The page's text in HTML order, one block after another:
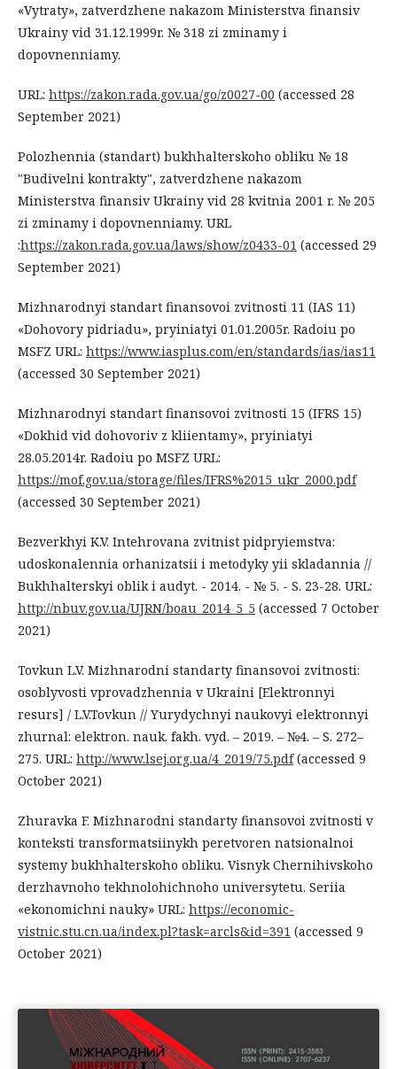
«Vytraty», zatverdzhene nakazom Ministerstva finansiv
Ukrainy vid 31.12.1999r. № 318 zi zminamy i
dopovnenniamy.
URL: https://zakon.rada.gov.ua/go/z0027-00 (accessed 28
September 2021)
Polozhennia (standart) bukhhalterskoho obliku № 18
"Budivelni kontrakty", zatverdzhene nakazom
Ministerstva finansiv Ukrainy vid 28 kvitnia 2001 r. № 205
zi zminamy i dopovnenniamy. URL
:https://zakon.rada.gov.ua/laws/show/z0433-01 (accessed 29
September 2021)
Mizhnarodnyi standart finansovoi zvitnosti 11 (IAS 11)
«Dohovory pidriadu», pryiniatyi 01.01.2005r. Radoiu po
MSFZ URL: https://www.iasplus.com/en/standards/ias/ias11
(accessed 30 September 2021)
Mizhnarodnyi standart finansovoi zvitnosti 15 (IFRS 15)
«Dokhid vid dohovoriv z kliientamy», pryiniatyi
28.05.2014r. Radoiu po MSFZ URL:
https://mof.gov.ua/storage/files/IFRS%2015_ukr_2000.pdf
(accessed 30 September 2021)
Bezverkhyi K.V. Intehrovana zvitnist pidpryiemstva:
udoskonalennia orhanizatsii i metodyky yii skladannia //
Bukhhalterskyi oblik i audyt. - 2014. - № 5. - S. 23-28. URL:
http://nbuv.gov.ua/UJRN/boau_2014_5_5 (accessed 7 October
2021)
Tovkun L.V. Mizhnarodni standarty finansovoi zvitnosti:
osoblyvosti vprovadzhennia v Ukraini [Elektronnyi
resurs] / L.V.Tovkun // Yurydychnyi naukovyi elektronnyi
zhurnal: elektron. nauk. fakh. vyd. – 2019. – №4. – S. 272–
275. URL: http://www.lsej.org.ua/4_2019/75.pdf(accessed 9
October 2021)
Zhuravka F. Mizhnarodni standarty finansovoi zvitnosti v
konteksti transformatsiinykh peretvoren natsionalnoi
systemy bukhhalterskoho obliku. Visnyk Chernihivskoho
derzhavnoho tekhnolohichnoho universytetu. Seriia
«ekonomichni nauky» URL: https://economic-
vistnic.stu.cn.ua/index.pl?task=arcls&id=391 (accessed 9
October 2021)